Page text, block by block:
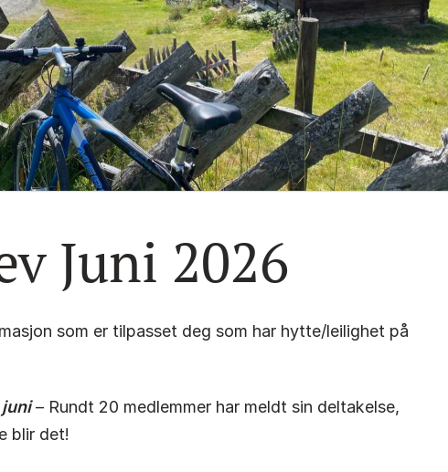
Juni 2026
som er tilpasset deg som har hytte/leilighet på
– Rundt 20 medlemmer har meldt sin deltakelse,
blir det!